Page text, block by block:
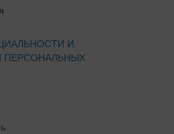
И
ПЕРСОНАЛЬНЫХ